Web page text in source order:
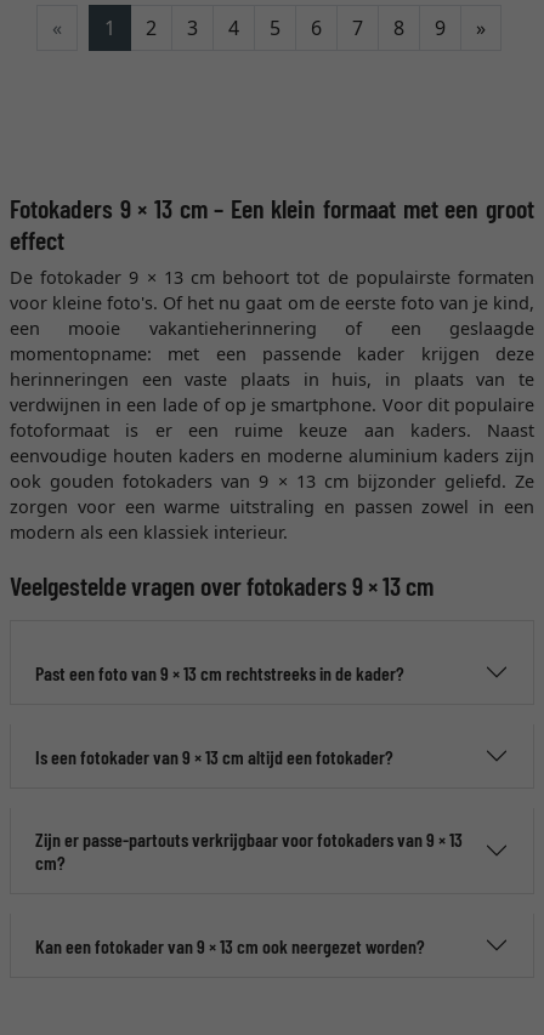
« 1 2 3 4 5 6 7 8 9 »
Fotokaders 9 × 13 cm – Een klein formaat met een groot
effect
De fotokader 9 × 13 cm behoort tot de populairste formaten
voor kleine foto's. Of het nu gaat om de eerste foto van je kind,
een mooie vakantieherinnering of een geslaagde
momentopname: met een passende kader krijgen deze
herinneringen een vaste plaats in huis, in plaats van te
verdwijnen in een lade of op je smartphone. Voor dit populaire
fotoformaat is er een ruime keuze aan kaders. Naast
eenvoudige houten kaders en moderne aluminium kaders zijn
ook gouden fotokaders van 9 × 13 cm bijzonder geliefd. Ze
zorgen voor een warme uitstraling en passen zowel in een
modern als een klassiek interieur.
Veelgestelde vragen over fotokaders 9 × 13 cm
Past een foto van 9 × 13 cm rechtstreeks in de kader?
Is een fotokader van 9 × 13 cm altijd een fotokader?
Zijn er passe-partouts verkrijgbaar voor fotokaders van 9 × 13
cm?
Kan een fotokader van 9 × 13 cm ook neergezet worden?